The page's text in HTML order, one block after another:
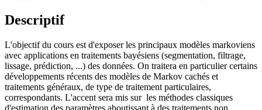
Descriptif
L'objectif du cours est d'exposer les principaux modèles markoviens
avec applications en traitements bayésiens (segmentation, filtrage,
lissage, prédiction, ...) des données. On traitera en particulier certains
développements récents des modèles de Markov cachés et
traitements généraux, de type de traitement particulaires,
correspondants. L'accent sera mis sur les méthodes classiques
d'estimation des paramètres aboutissant à des traitements non